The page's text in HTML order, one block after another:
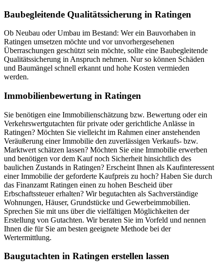
Baubegleitende Qualitätssicherung in Ratingen
Ob Neubau oder Umbau im Bestand: Wer ein Bauvorhaben in
Ratingen umsetzen möchte und vor unvorhergesehenen
Überraschungen geschützt sein möchte, sollte eine Baubegleitende
Qualitätssicherung in Anspruch nehmen. Nur so können Schäden
und Baumängel schnell erkannt und hohe Kosten vermieden
werden.
Immobilienbewertung in Ratingen
Sie benötigen eine Immobilienschätzung bzw. Bewertung oder ein
Verkehrswertgutachten für private oder gerichtliche Anlässe in
Ratingen? Möchten Sie vielleicht im Rahmen einer anstehenden
Veräußerung einer Immobilie den zuverlässigen Verkaufs- bzw.
Marktwert schätzen lassen? Möchten Sie eine Immobilie erwerben
und benötigen vor dem Kauf noch Sicherheit hinsichtlich des
baulichen Zustands in Ratingen? Erscheint Ihnen als Kaufinteressent
einer Immobilie der geforderte Kaufpreis zu hoch? Haben Sie durch
das Finanzamt Ratingen einen zu hohen Bescheid über
Erbschaftssteuer erhalten? Wir begutachten als Sachverständige
Wohnungen, Häuser, Grundstücke und Gewerbeimmobilien.
Sprechen Sie mit uns über die vielfältigen Möglichkeiten der
Erstellung von Gutachten. Wir beraten Sie im Vorfeld und nennen
Ihnen die für Sie am besten geeignete Methode bei der
Wertermittlung.
Baugutachten in Ratingen erstellen lassen